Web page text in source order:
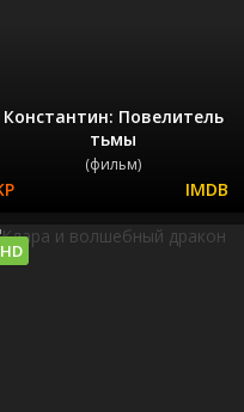
Константин: Повелитель
тьмы
(фильм)
HD